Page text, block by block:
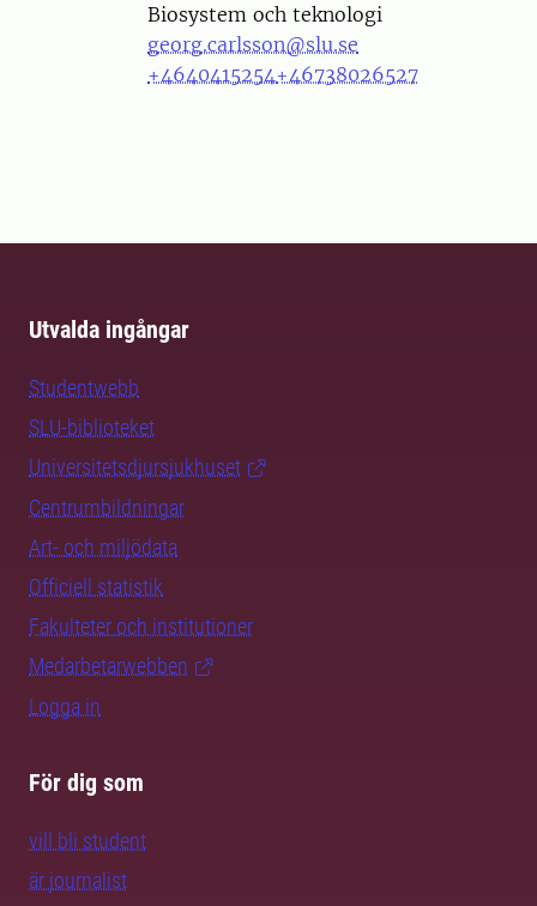
Biosystem och teknologi
georg.carlsson@slu.se
+4640415254+46738026527
Utvalda ingångar
Studentwebb
SLU-biblioteket
Universitetsdjursjukhuset
Centrumbildningar
Art- och miljödata
Officiell statistik
Fakulteter och institutioner
Medarbetarwebben
Logga in
För dig som
vill bli student
är journalist